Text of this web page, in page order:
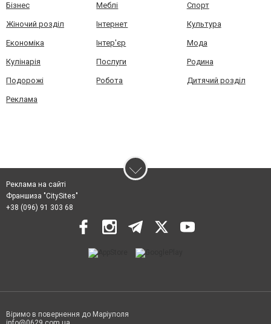
Бізнес Меблі Спорт
Жіночий розділ Інтернет Культура
Економіка Інтер'єр Мода
Кулінарія Послуги Родина
Подорожі Робота Дитячий розділ
Реклама
Реклама на сайті
Франшиза "CitySites"
+38 (096) 91 303 68
Віримо в повернення до Маріуполя